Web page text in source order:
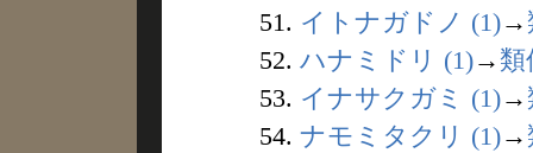
51. イトナガドノ (1)→
52. ハナミドリ (1)→ 類
53. イナサクガミ (1)→
54. ナモミタクリ (1)→